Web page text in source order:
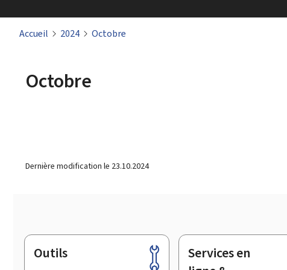
Accueil 2024 Octobre
Octobre
Dernière modification le 23.10.2024
Pied
Outils
Services en